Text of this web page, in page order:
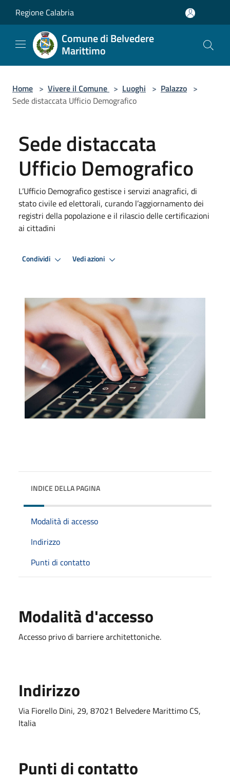
Regione Calabria
Comune di Belvedere
Marittimo
Home > Vivere il Comune > Luoghi > Palazzo >
Sede distaccata Ufficio Demografico
Sede distaccata
Ufficio Demografico
L’Ufficio Demografico gestisce i servizi anagrafici, di
stato civile ed elettorali, curando l’aggiornamento dei
registri della popolazione e il rilascio delle certificazioni
ai cittadini
Condividi Vedi azioni
INDICE DELLA PAGINA
Modalità di accesso
Indirizzo
Punti di contatto
Modalità d'accesso
Accesso privo di barriere architettoniche.
Indirizzo
Via Fiorello Dini, 29, 87021 Belvedere Marittimo CS,
Italia
Punti di contatto